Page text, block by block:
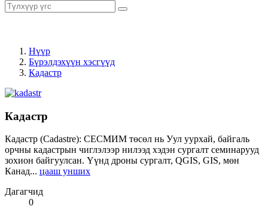
Нүүр
Бүрэлдэхүүн хэсгүүд
Кадастр
Кадастр
Кадастр (Cadastre): СЕСМИМ төсөл нь Уул уурхай, байгаль
орчны кадастрын чиглэлээр нилээд хэдэн сургалт семинарууд
зохион байгуулсан. Үүнд дроны сургалт, QGIS, GIS, мөн
Канад... цааш унших
Дагагчид
0